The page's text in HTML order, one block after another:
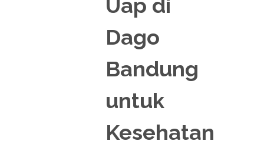
Uap di
Dago
Bandung
untuk
Kesehatan